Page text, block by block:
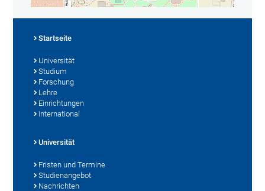
Startseite
Universität
Studium
Forschung
Lehre
Einrichtungen
International
Universität
Fristen und Termine
Studienangebot
Nachrichten